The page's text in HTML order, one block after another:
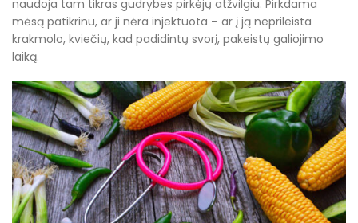
naudoja tam tikras gudrybes pirkėjų atžvilgiu. Pirkdama
mėsą patikrinu, ar ji nėra injektuota – ar į ją neprileista
krakmolo, kviečių, kad padidintų svorį, pakeistų galiojimo
laiką.